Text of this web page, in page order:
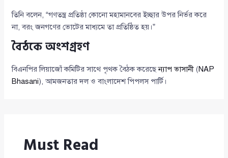
তিনি বলেন, “গণতন্ত্র প্রতিষ্ঠা কোনো মহামানবের ইচ্ছার উপর নির্ভর করে
না, বরং জনগণের ভোটের মাধ্যমে তা প্রতিষ্ঠিত হয়।”
বৈঠকে অংশগ্রহণ
বিএনপির লিয়াজোঁ কমিটির সাথে পৃথক বৈঠক করেছেন্যাপ ভাসানী (NAP
Bhasani), আমজনতার দল ও বাংলাদেশ পিপলস পার্টি।
Must Read